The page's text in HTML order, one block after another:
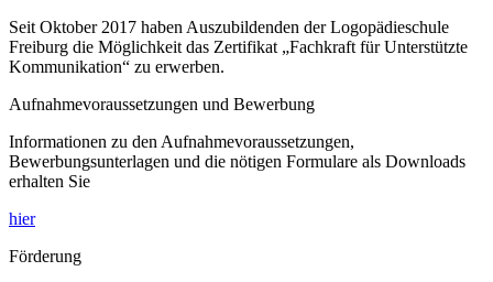
Seit Oktober 2017 haben Auszubildenden der Logopädieschule
Freiburg die Möglichkeit das Zertifikat „Fachkraft für Unterstützte
Kommunikation“ zu erwerben.
Aufnahmevoraussetzungen und Bewerbung
Informationen zu den Aufnahmevoraussetzungen,
Bewerbungsunterlagen und die nötigen Formulare als Downloads
erhalten Sie
hier
Förderung